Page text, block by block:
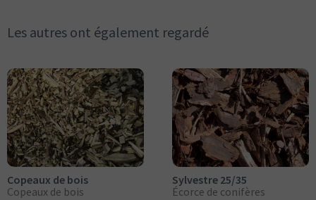
Les autres ont également regardé
Copeaux de bois
Copeaux de bois
Sylvestre 25/35
Écorce de conifères